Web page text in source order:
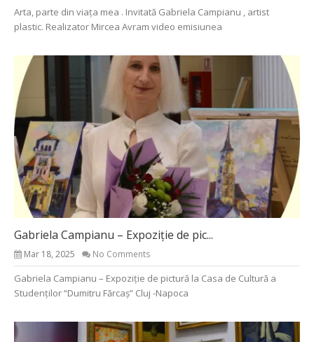
Arta, parte din viața mea . Invitată Gabriela Campianu , artist
plastic. Realizator Mircea Avram video emisiunea
Gabriela Campianu – Expoziție de pic...
Mar 18, 2025 No Comments
Gabriela Campianu – Expoziție de pictură la Casa de Cultură a
Studenților “Dumitru Fărcaș” Cluj -Napoca